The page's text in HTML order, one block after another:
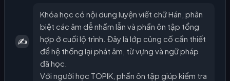
✍️
Khóa học có nội dung luyện viết chữ Hán, phân
biệt các âm dễ nhầm lẫn và phần ôn tập tổng
hợp ở cuối lộ trình. Đây là lớp củng cố cần thiết
để hệ thống lại phát âm, từ vựng và ngữ pháp
đã học.
Với người học TOPIK, phần ôn tập giúp kiểm tra